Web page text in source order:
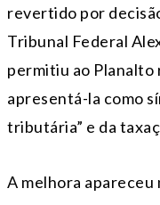
revertido por
Tribunal Federal
permitiu ao Planalto
apresentá-la como
tributária” e da
A melhora apareceu